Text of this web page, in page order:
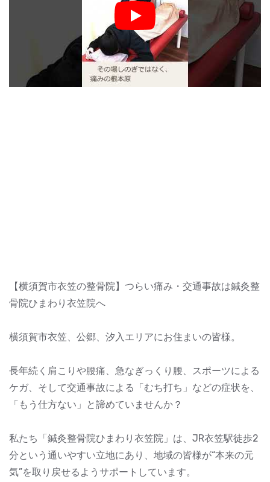
Play
【横須賀市衣笠の整骨院】つらい痛み・交通事故は鍼灸整
骨院ひまわり衣笠院へ
横須賀市衣笠、公郷、汐入エリアにお住まいの皆様。
長年続く肩こりや腰痛、急なぎっくり腰、スポーツによる
ケガ、そして交通事故による「むち打ち」などの症状を、
「もう仕方ない」と諦めていませんか？
私たち「鍼灸整骨院ひまわり衣笠院」は、JR衣笠駅徒歩2
分という通いやすい立地にあり、地域の皆様が“本来の元
気”を取り戻せるようサポートしています。